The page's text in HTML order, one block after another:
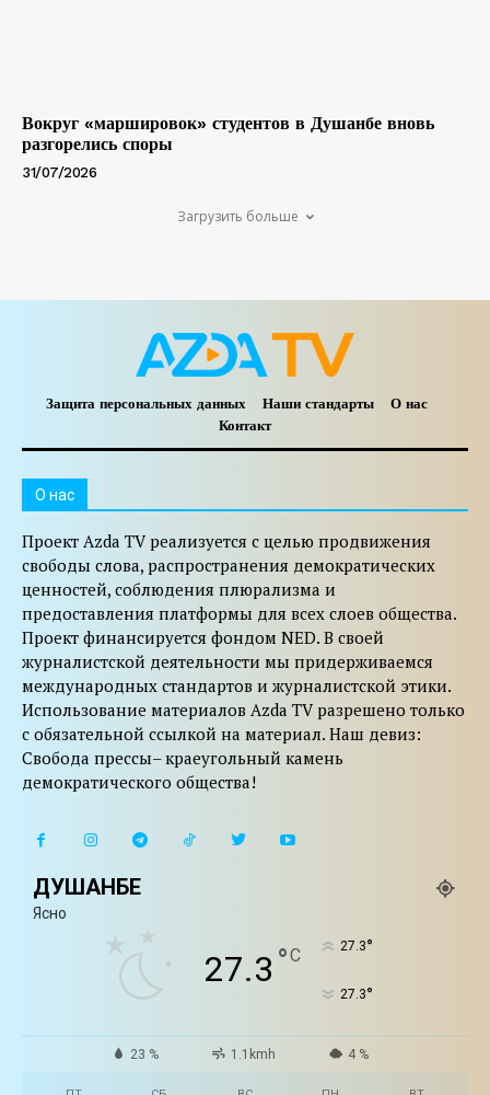
Вокруг «маршировок» студентов в Душанбе вновь
разгорелись споры
31/07/2026
Загрузить больше
Защита персональных данных Наши стандарты
О нас
Контакт
O нас
Проект Azda TV реализуется с целью продвижения
свободы слова, распространения демократических
ценностей, соблюдения плюрализма и
предоставления платформы для всех слоев общества.
Проект финансируется фондом NED. В своей
журналистской деятельности мы придерживаемся
международных стандартов и журналистской этики.
Использование материалов Azda TV разрешено только
с обязательной ссылкой на материал. Наш девиз:
Свобода прессы– краеугольный камень
демократического общества!
ДУШАНБЕ
Ясно
27.3 °C 27.3°
27.3°
23 % 1.1kmh 4 %